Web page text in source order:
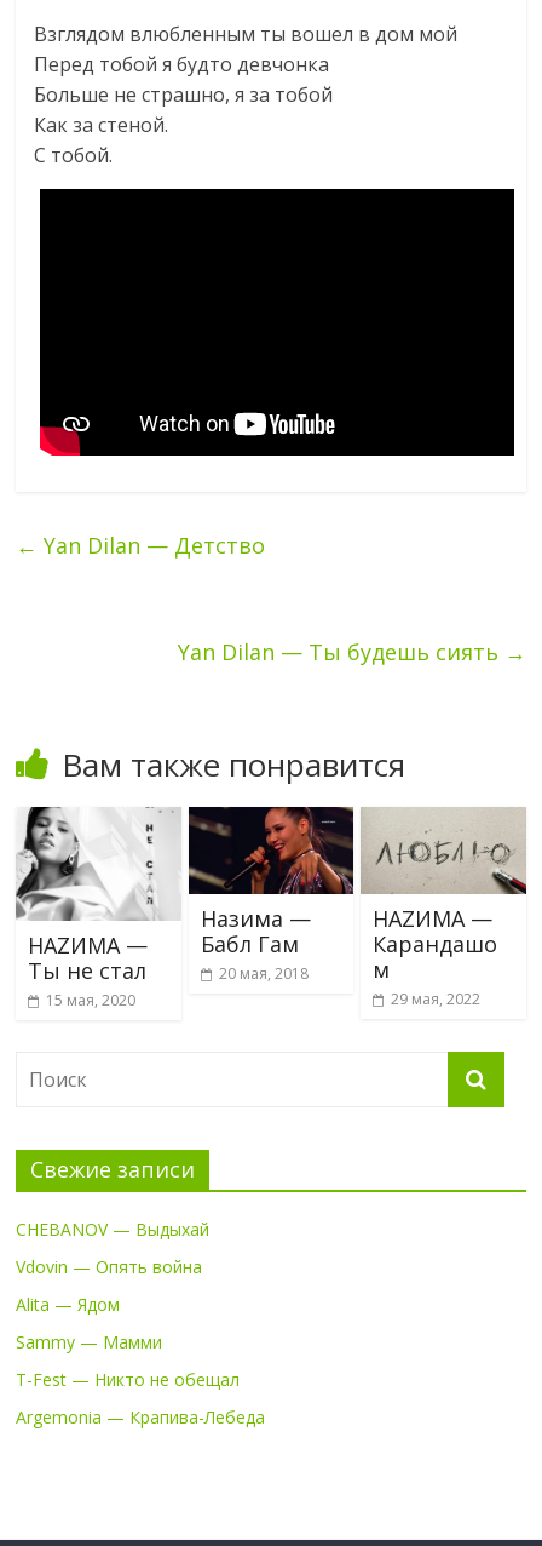
Взглядом влюбленным ты вошел в дом мой
Перед тобой я будто девчонка
Больше не страшно, я за тобой
Как за стеной.
С тобой.
← Yan Dilan — Детство
Yan Dilan — Ты будешь сиять →
Вам также понравится
НАZИМА —
Ты не стал
15 мая, 2020
Назима —
Бабл Гам
20 мая, 2018
НАZИМА —
Карандашо
м
29 мая, 2022
Свежие записи
CHEBANOV — Выдыхай
Vdovin — Опять война
Alita — Ядом
Sammy — Мамми
T-Fest — Никто не обещал
Argemonia — Крапива-Лебеда